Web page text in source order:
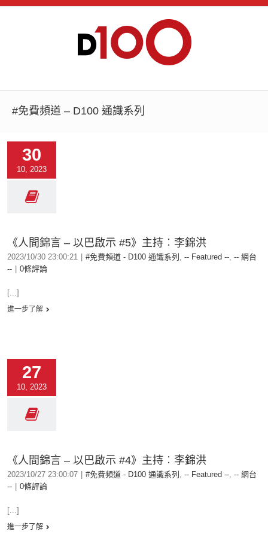
#免費頻道 – D100 通識系列
30
10, 2023
《人間錦言 – 以巴啟示 #5》主持︰李錦洪
2023/10/30 23:00:21 #免費頻道 - D100 通識系列 , -- Featured --, -- 網台
--
0條評論
[...]
進一步了解
27
10, 2023
《人間錦言 – 以巴啟示 #4》主持︰李錦洪
2023/10/27 23:00:07 #免費頻道 - D100 通識系列 , -- Featured --, -- 網台
--
0條評論
[...]
進一步了解